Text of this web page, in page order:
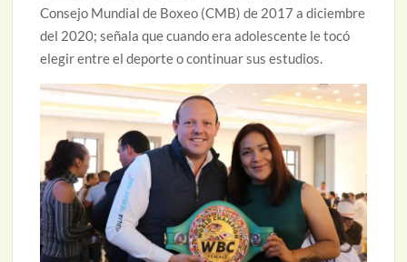
Consejo Mundial de Boxeo (CMB) de 2017 a diciembre
del 2020; señala que cuando era adolescente le tocó
elegir entre el deporte o continuar sus estudios.